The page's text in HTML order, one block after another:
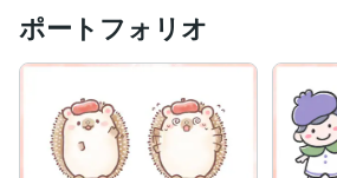
ポートフォリオ